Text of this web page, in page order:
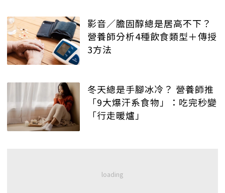
影音／膽固醇總是居高不下？
營養師分析4種飲食類型＋傳授
3方法
冬天總是手腳冰冷？ 營養師推
「9大爆汗系食物」：吃完秒變
「行走暖爐」